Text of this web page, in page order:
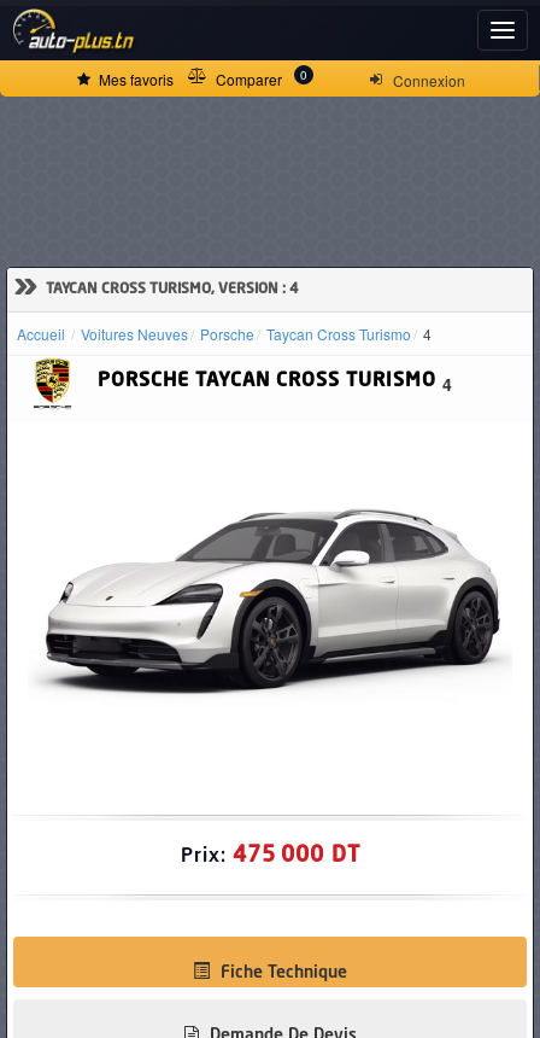
Connexion
Mes favoris Comparer 0
» TAYCAN CROSS TURISMO, VERSION : 4
Accueil Voitures Neuves Porsche Taycan Cross Turismo 4
PORSCHE TAYCAN CROSS TURISMO 4
Prix: 475 000 DT
Fiche Technique
ACCUEIL
D'OCCASION
PNEUS